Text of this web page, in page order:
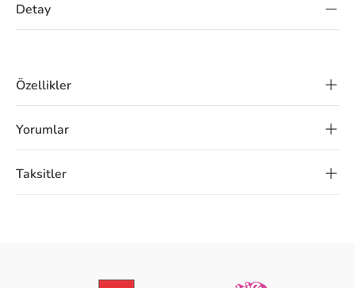
Detay
Özellikler
Yorumlar
Taksitler